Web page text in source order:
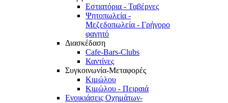
Εστιατόρια - Ταβέρνες
Ψητοπωλεία -
Μεζεδοπωλεία - Γρήγορο
φαγητό
Διασκέδαση
Cafe-Bars-Clubs
Καντίνες
Συγκοινωνία-Μεταφορές
Κιμώλου
Κιμώλου - Πειραιά
Ενοικιάσεις Οχημάτων-